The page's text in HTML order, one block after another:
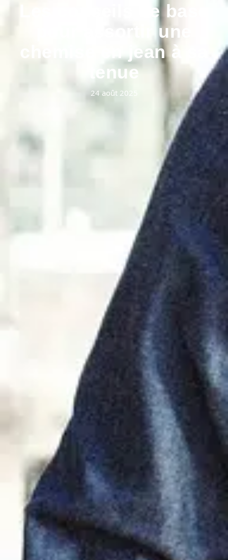
Les conseils de base
pour assortir une
chemise en jean à sa
tenue
24 août 2025